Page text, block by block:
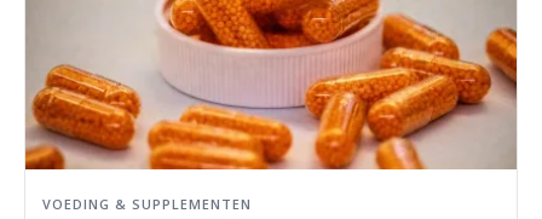
VOEDING & SUPPLEMENTEN